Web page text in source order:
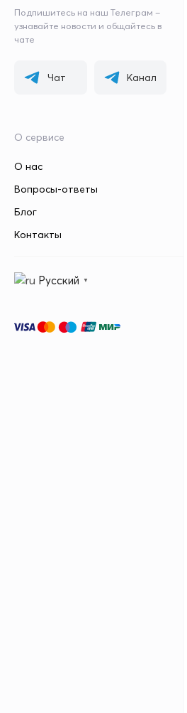
Подпишитесь на наш Телеграм –
узнавайте новости и общайтесь в
чате
Чат Канал
О сервисе
О нас
Вопросы-ответы
Блог
Контакты
Русский ▼